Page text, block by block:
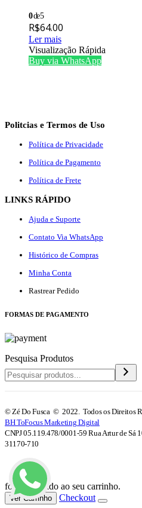
0de 5
R$64.00
Ler mais
Visualização Rápida
Buy via WhatsApp
Politcias e Termos de Uso
Política de Privacidade
Política de Pagamento
Política de Frete
LINKS RÁPIDO
Ajuda e Suporte
Contato Via WhatsApp
Histórico de Compras
Minha Conta
Rastrear Pedido
FORMAS DE PAGAMENTO
Pesquisa Produtos
© Zé Do Fusca © 2022. Todos os Direitos
BH ToFocus Marketing Digital
CNPJ 05.119.478/0001-59 Rua Artur de Sá
31170-710
foi adicionado ao seu carrinho.
Ver Carrinho Checkout